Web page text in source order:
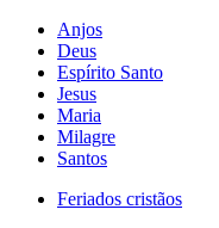
Anjos
Deus
Espírito Santo
Jesus
Maria
Milagre
Santos
Feriados cristãos